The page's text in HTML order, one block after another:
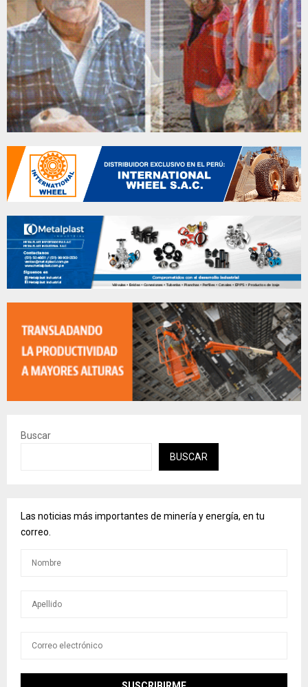
Buscar
BUSCAR
Las noticias más importantes de minería y energía, en tu
correo.